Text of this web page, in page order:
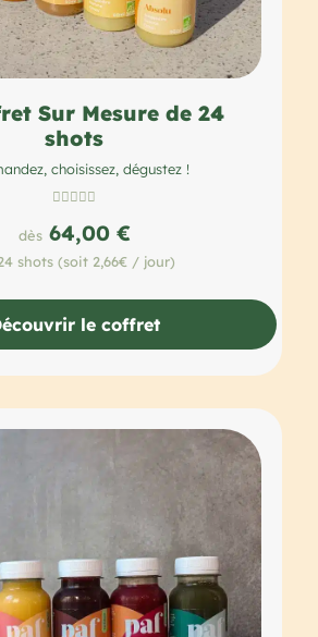
Sur Mesure de 24
shots
choisissez, dégustez !

dès64,00 €
shots (soit 2,66€ / jour)
le coffret